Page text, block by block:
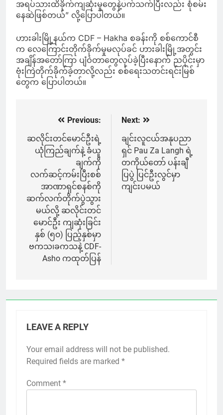
အရပ်သားထိခိုက်ကျဆုံးမှုတွေနဲ့ပက်သက်ပြီးလည်း စုံစမ်း
နေဆဲဖြစ်တယ်” လို့ပြောပါတယ်။
ဟားခါးမြို့နယ်က CDF – Hakha စခန်းကို စစ်ကောင်စီ
က လေကြောင်းတိုက်ခိုက်မှုမလုပ်ခင် ဟားခါးမြို့အတွင်း
အချိန်အတော်ကြာ ပျံဝဲတာတွေလုပ်ခဲ့ပြီးနောက် ညပိုင်းမှာ
ဗုံးကြဲတိုက်ခိုက်ခဲ့တာလို့လည်း စစ်ရေးသတင်းရင်းမြစ်
တွေက ပြောပါတယ်။
navigation
Previous:
ဆလိုင်းတင်မောင်ဦးရဲ့
ယုံကြည်ချက်နဲ့ ခံယူ
ချက်ကို
လက်ဆင့်ကမ်းပြီးစစ်
အာဏာရှင်စနစ်ကို
ဆက်လက်တိုက်ပွဲသွား
မယ်လို့ ဆလိုင်းတင်
မောင်ဦး ကျဆုံးခြင်း
နှစ် (၅၀) ပြည့်နှစ်မှာ
ဗကသ၊ခကသနဲ့ CDF-
Asho ကထုတ်ပြန်
Next:
ချင်းလူငယ်အနုပညာ
ရှင် Pau Za Langh ရဲ့
တကိုယ်တော် ပန်းချီ
ပြပွဲ ပြင်ဦးလွင်မှာ
ကျင်းပမယ်
LEAVE A REPLY
Your email address will not be published.
Required fields are marked *
Comment *